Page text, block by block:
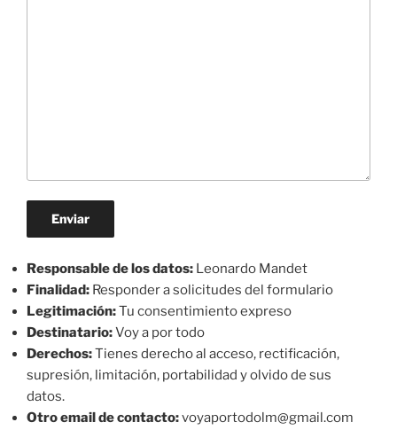
Responsable de los datos: Leonardo Mandet
Finalidad: Responder a solicitudes del formulario
Legitimación:Tu consentimiento expreso
Destinatario:Voy a por todo
Derechos:Tienes derecho al acceso, rectificación,
supresión, limitación, portabilidad y olvido de sus
datos.
Otro email de contacto:voyaportodolm@gmail.com